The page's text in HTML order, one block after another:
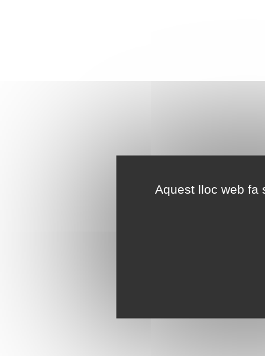
Aquest lloc web fa